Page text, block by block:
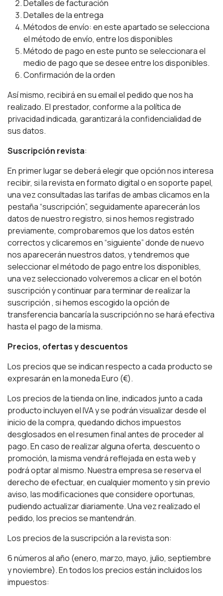
Detalles de facturación
Detalles de la entrega
Métodos de envío: en este apartado se selecciona
el método de envío, entre los disponibles
Método de pago en este punto se seleccionara el
medio de pago que se desee entre los disponibles.
Confirmación de la orden
Así mismo, recibirá en su email el pedido que nos ha
realizado. El prestador, conforme a la política de
privacidad indicada, garantizará la confidencialidad de
sus datos.
Suscripción revista:
En primer lugar se deberá elegir que opción nos interesa
recibir, si la revista en formato digital o en soporte papel,
una vez consultadas las tarifas de ambas clicamos en la
pestaña “suscripción”, seguidamente aparecerán los
datos de nuestro registro, si nos hemos registrado
previamente, comprobaremos que los datos estén
correctos y clicaremos en “siguiente” donde de nuevo
nos aparecerán nuestros datos, y tendremos que
seleccionar el método de pago entre los disponibles,
una vez seleccionado volveremos a clicar en el botón
suscripción y continuar para terminar de realizar la
suscripción , si hemos escogido la opción de
transferencia bancaría la suscripción no se hará efectiva
hasta el pago de la misma.
Precios, ofertas y descuentos
Los precios que se indican respecto a cada producto se
expresarán en la moneda Euro (€).
Los precios de la tienda on line, indicados junto a cada
producto incluyen el IVA y se podrán visualizar desde el
inicio de la compra, quedando dichos impuestos
desglosados en el resumen final antes de proceder al
pago. En caso de realizar alguna oferta, descuento o
promoción, la misma vendrá reflejada en esta web y
podrá optar al mismo. Nuestra empresa se reserva el
derecho de efectuar, en cualquier momento y sin previo
aviso, las modificaciones que considere oportunas,
pudiendo actualizar diariamente. Una vez realizado el
pedido, los precios se mantendrán.
Los precios de la suscripción a la revista son:
6 números al año (enero, marzo, mayo, julio, septiembre
y noviembre). En todos los precios están incluidos los
impuestos: